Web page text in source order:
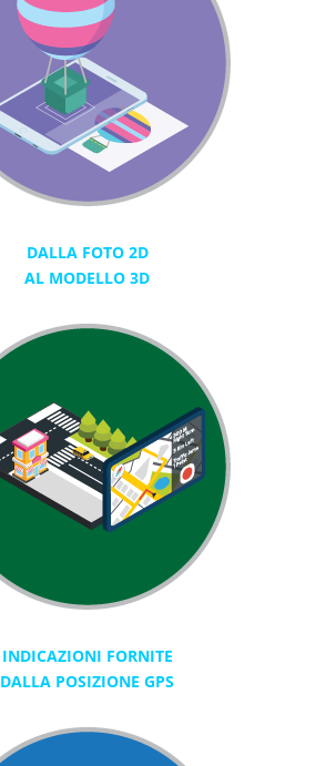
DALLA FOTO 2D
AL MODELLO 3D
INDICAZIONI FORNITE
DALLA POSIZIONE GPS